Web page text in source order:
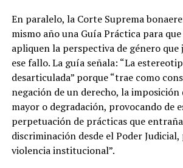
En paralelo, la Corte Suprema
mismo año una Guía Práctica para que
apliquen la perspectiva de género
ese fallo. La guía señala: “La
desarticulada” porque “trae como
negación de un derecho, la imposición
mayor o degradación, provocando de
perpetuación de prácticas que
discriminación desde el Poder
violencia institucional”.